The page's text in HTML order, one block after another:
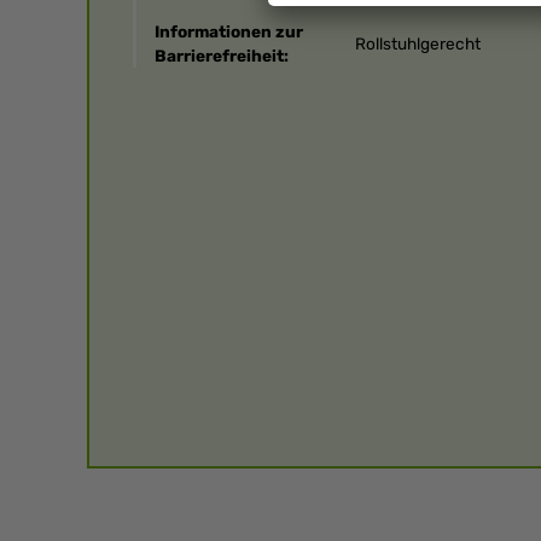
Informationen zur
Barrierefreiheit:
Rollstuhlgerecht